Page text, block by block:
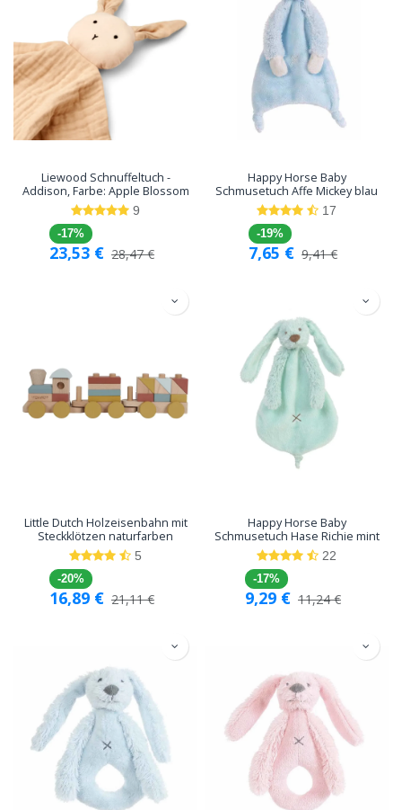
Liewood Schnuffeltuch -
Addison, Farbe: Apple Blossom
9
-17%
23,53 € 28,47€
Happy Horse Baby
Schmusetuch Affe Mickey blau
17
-19%
7,65 € 9,41€
Little Dutch Holzeisenbahn mit
Steckklötzen naturfarben
5
-20%
16,89 € 21,11€
Happy Horse Baby
Schmusetuch Hase Richie mint
22
-17%
9,29 € 11,24€